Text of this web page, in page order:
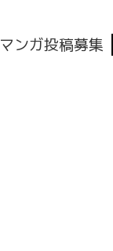
マンガ投稿募集